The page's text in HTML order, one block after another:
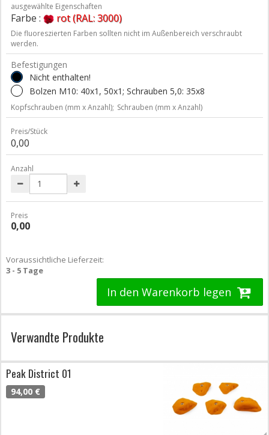
ausgewählte Eigenschaften
Farbe : rot (RAL: 3000)
Die fluoreszierten Farben sollten nicht im Außenbereich verschraubt
werden.
Befestigungen
Nicht enthalten!
Bolzen M10: 40x1, 50x1; Schrauben 5,0: 35x8
Kopfschrauben (mm x Anzahl); Schrauben (mm x Anzahl)
Preis/Stück
0,00
Anzahl
Preis
0,00
Voraussichtliche Lieferzeit:
3 - 5 Tage
In den Warenkorb legen
Verwandte Produkte
Peak District 01
94,00 €